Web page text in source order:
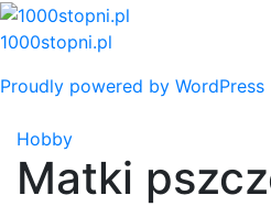
Skip
to
1000stopni.pl
Proudly powered by WordPress
Hobby
Matki